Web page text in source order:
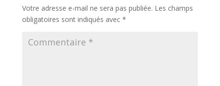
Votre adresse e-mail ne sera pas publiée. Les champs
obligatoires sont indiqués avec *